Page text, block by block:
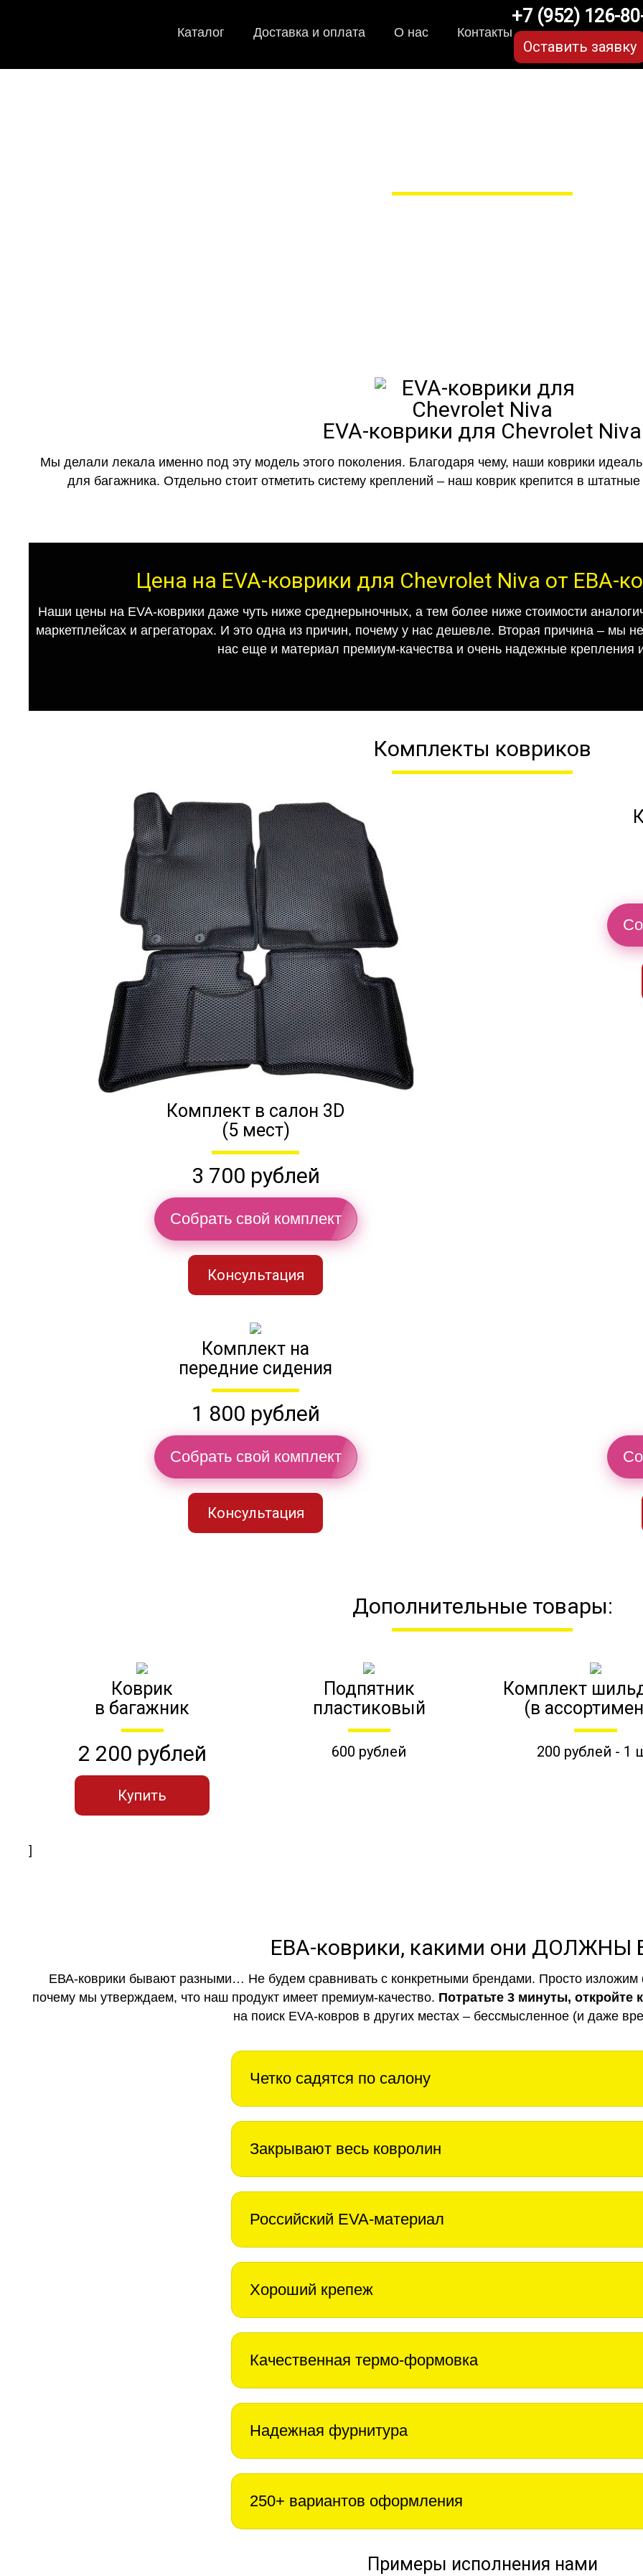
Каталог Доставка и оплата О нас Контакты
+7 (952) 126-
Оставить заявку
EVA-коврики для Chevrolet Niva
Мы делали лекала именно под эту модель этого поколения. Благодаря чему, наши коврики
для багажника. Отдельно стоит отметить систему креплений – наш коврик крепится в
Цена на EVA-коврики для Chevrolet Niva от ЕВА-
Наши цены на EVA-коврики даже чуть ниже среднерыночных, а тем более ниже стоимости
маркетплейсах и агрегаторах. И это одна из причин, почему у нас дешевле. Вторая причина – мы
нас еще и материал премиум-качества и очень надежные крепления
Комплекты ковриков
Комплект в салон 3D
(5 мест)
3 700 рублей
Собрать свой комплект
Консультация
Комплект на
передние сидения
1 800 рублей
Собрать свой комплект
Консультация
Дополнительные товары:
Коврик
в багажник
2 200 рублей
Купить
Подпятник
пластиковый
600 рублей
Комплект
(в
200 рублей - 1
]
ЕВА-коврики, какими они ДОЛЖНЫ
ЕВА-коврики бывают разными… Не будем сравнивать с конкретными брендами. Просто
почему мы утверждаем, что наш продукт имеет премиум-качество. Потратьте 3 минуты, откройте
на поиск EVA-ковров в других местах – бессмысленное (и даже
Четко садятся по салону
Закрывают весь ковролин
Российский EVA-материал
Хороший крепеж
Качественная термо-формовка
Надежная фурнитура
250+ вариантов оформления
Примеры исполнения нами